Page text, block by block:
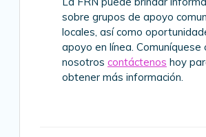
sobre grupos de apoyo
locales, así como
apoyo en línea. Comuníquese
nosotros contáctenos hoy
obtener más información.